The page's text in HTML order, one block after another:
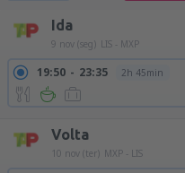
Ida
9 nov (seg) LIS - MXP
19:50 23:35 2h 45min
Volta
10 nov (ter) MXP - LIS